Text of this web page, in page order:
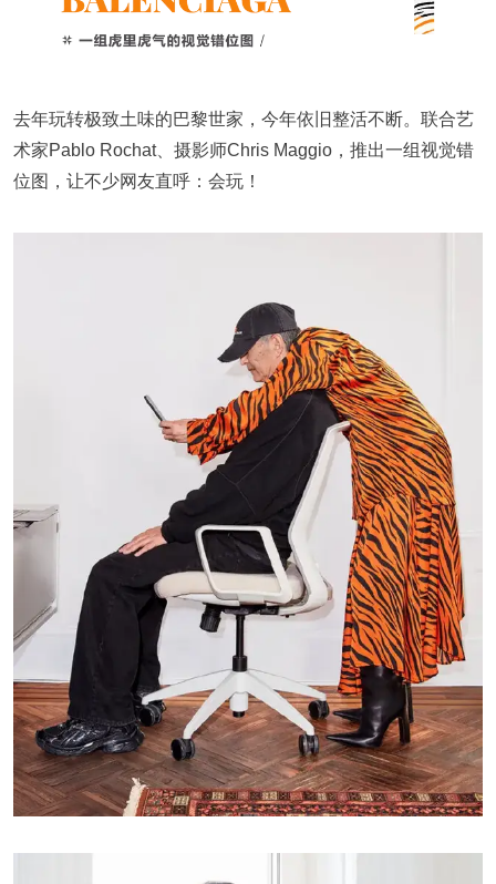
去年玩转极致土味的巴黎世家，今年依旧整活不断。联合艺
术家Pablo Rochat、摄影师Chris Maggio，推出一组视觉错
位图，让不少网友直呼：会玩！